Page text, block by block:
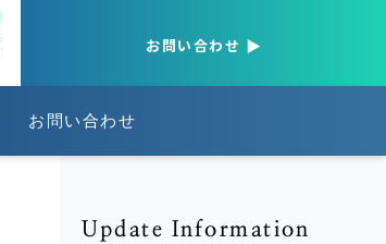
お問い合わせ
お問い合わせ
Update Information